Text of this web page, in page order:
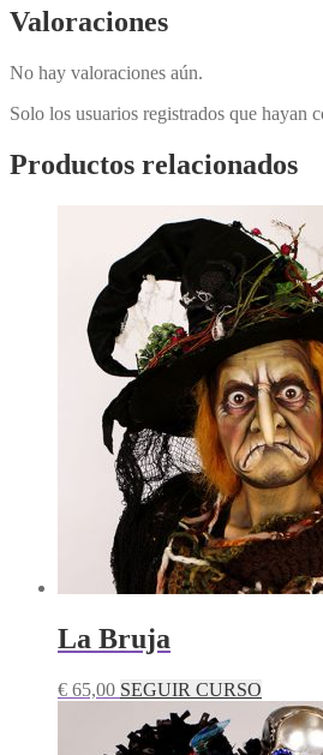
Valoraciones
No hay valoraciones aún.
Solo los usuarios registrados que hayan
Productos relacionados
La Bruja
€ 65,00 SEGUIR CURSO